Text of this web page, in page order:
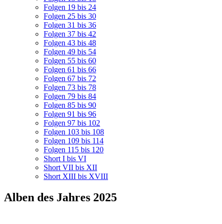
Folgen 19 bis 24
Folgen 25 bis 30
Folgen 31 bis 36
Folgen 37 bis 42
Folgen 43 bis 48
Folgen 49 bis 54
Folgen 55 bis 60
Folgen 61 bis 66
Folgen 67 bis 72
Folgen 73 bis 78
Folgen 79 bis 84
Folgen 85 bis 90
Folgen 91 bis 96
Folgen 97 bis 102
Folgen 103 bis 108
Folgen 109 bis 114
Folgen 115 bis 120
Short I bis VI
Short VII bis XII
Short XIII bis XVIII
Alben des Jahres 2025